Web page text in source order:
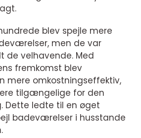
blev spejle mere
men de var
de velhavende. Med
fremkomst blev
mere omkostningseffektiv,
tilgængelige for den
Dette ledte til en øget
badeværelser i husstande